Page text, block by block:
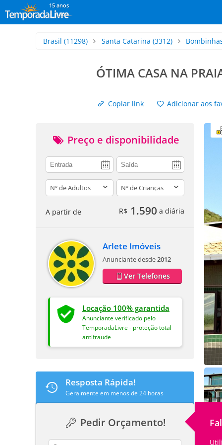
15 anos
Brasil (11298) Santa Catarina (3312)
ÓTIMA CASA NA
Copiar link
Adicionar aos
Preço e disponibilidade
adults children
A partir de R$ 1.590 a diária
Arlete Imóveis
Anunciante desde2012
Ver Telefones
Locação 100% garantida
Anunciante verificado pelo
TemporadaLivre - proteção total
antifraude
Resposta Rápida!
Geralmente em menos de 24 horas
Pedir Orçamento!